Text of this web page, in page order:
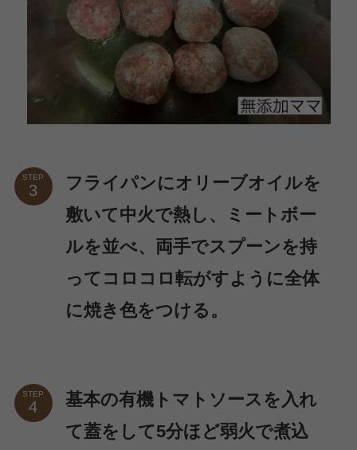
STEP
フライパンにオリーブオイルを
敷いて中火で熱し、ミートボー
ルを並べ、両手でスプーンを持
ってコロコロ転がすように全体
に焼き色をつける。
STEP
基本の有機トマトソースを入れ
て蓋をして5分ほど弱火で煮込